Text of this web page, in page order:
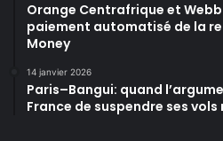
Orange Centrafrique et
paiement automatisé de la
Money
14 janvier 2026
Paris–Bangui: quand
France de suspendre ses